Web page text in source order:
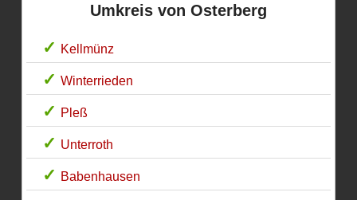
Umkreis von Osterberg
Kellmünz
Winterrieden
Pleß
Unterroth
Babenhausen